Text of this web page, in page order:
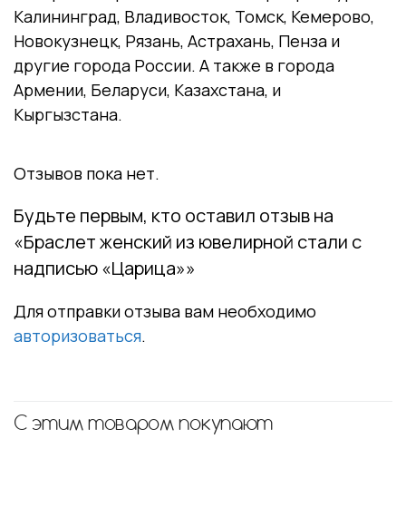
Калининград, Владивосток, Томск, Кемерово,
Новокузнецк, Рязань, Астрахань, Пенза и
другие города России. А также в города
Армении, Беларуси, Казахстана, и
Кыргызстана.
Отзывов пока нет.
Будьте первым, кто оставил отзыв на
«Браслет женский из ювелирной стали с
надписью «Царица»»
Для отправки отзыва вам необходимо
авторизоваться.
С этим товаром покупают